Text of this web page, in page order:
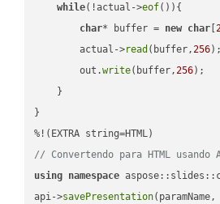
while(!actual->eof()){
char* buffer = new char [
        actual->
read (buffer,256);
        out.
write(buffer,256);
    }
}
// Convertendo para HTML usando
using namespace
api->savePresentation